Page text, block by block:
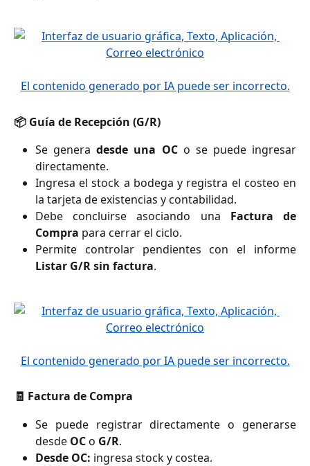
📦 Guía de Recepción (G/R)
Se generadesde una OCo se puede ingresar
directamente.
Ingresa el stock a bodega y registra el costeo en
la tarjeta de existencias y contabilidad.
Debe concluirse asociando una Factura de
Compra para cerrar el ciclo.
Permite controlar pendientes con el informe
Listar G/R sin factura.
🧾 Factura de Compra
Se puede registrar directamente o generarse
desde OCo G/R.
Desde OC: ingresa stock y costea.